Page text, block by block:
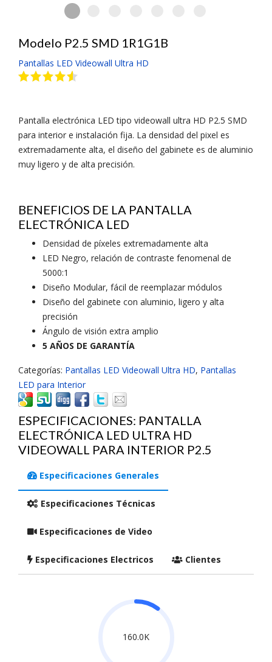
Modelo P2.5 SMD 1R1G1B
Pantallas LED Videowall Ultra HD
Pantalla electrónica LED tipo videowall ultra HD P2.5 SMD
para interior e instalación fija. La densidad del pixel es
extremadamente alta, el diseño del gabinete es de aluminio
muy ligero y de alta precisión.
BENEFICIOS DE LA PANTALLA
ELECTRÓNICA LED
Densidad de píxeles extremadamente alta
LED Negro, relación de contraste fenomenal de
5000:1
Diseño Modular, fácil de reemplazar módulos
Diseño del gabinete con aluminio, ligero y alta
precisión
Ángulo de visión extra amplio
5 AÑOS DE GARANTÍA
Categorías: Pantallas LED Videowall Ultra HD, Pantallas
LED para Interior
ESPECIFICACIONES: PANTALLA
ELECTRÓNICA LED ULTRA HD
VIDEOWALL PARA INTERIOR P2.5
Especificaciones Generales
Especificaciones Técnicas
Especificaciones de Video
Especificaciones Electricos Clientes
160.0K